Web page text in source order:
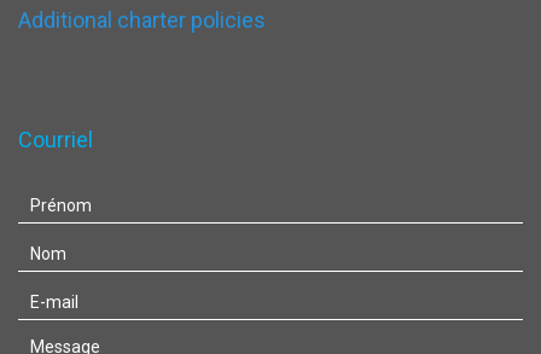
Additional charter policies
Courriel